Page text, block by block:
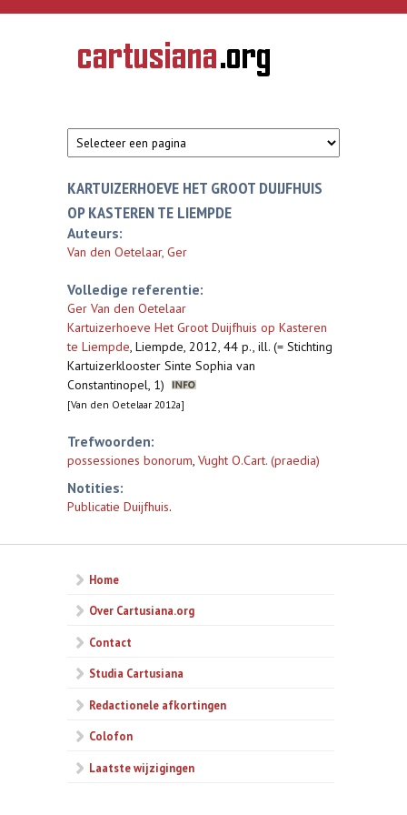
Overslaan en naar de inhoud gaan
CARTUSIANA
Geschiedenis
van de
KARTUIZERHOEVE HET GROOT DUIJFHUIS
OP KASTEREN TE LIEMPDE
Auteurs:
Van den Oetelaar, Ger
Volledige referentie:
Ger Van den Oetelaar
Kartuizerhoeve Het Groot Duijfhuis op Kasteren
te Liempde, Liempde, 2012, 44 p., ill. (= Stichting
Kartuizerklooster Sinte Sophia van
Constantinopel, 1)
[Van den Oetelaar 2012a]
Trefwoorden:
possessiones bonorum, Vught O.Cart. (praedia)
Notities:
Publicatie Duijfhuis.
Home
Over Cartusiana.org
Contact
Studia Cartusiana
Redactionele afkortingen
Colofon
Laatste wijzigingen